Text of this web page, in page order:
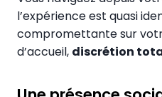
l’expérience est quasi
compromettante sur
d’accueil, discrétion